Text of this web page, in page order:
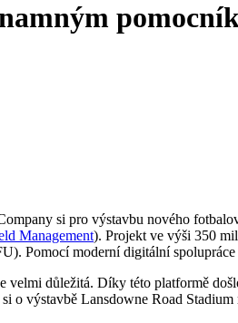
si pro výstavbu nového
Management). Projekt ve výši 350
Pomocí moderní digitální
velmi důležitá. Díky této platformě
o výstavbě Lansdowne Road Stadium